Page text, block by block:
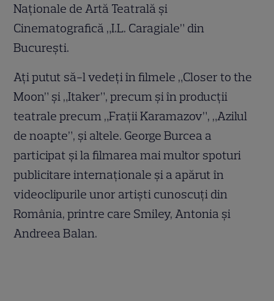
Naționale de Artă Teatrală și
Cinematografică „I.L. Caragiale” din
București.
Ați putut să-l vedeți în filmele „Closer to the
Moon” și „Itaker”, precum și în producții
teatrale precum „Frații Karamazov”, „Azilul
de noapte”, și altele. George Burcea a
participat și la filmarea mai multor spoturi
publicitare internaționale și a apărut în
videoclipurile unor artiști cunoscuți din
România, printre care Smiley, Antonia și
Andreea Balan.